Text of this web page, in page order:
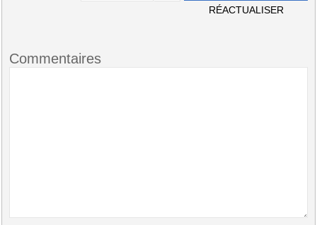
RÉACTUALISER
Commentaires